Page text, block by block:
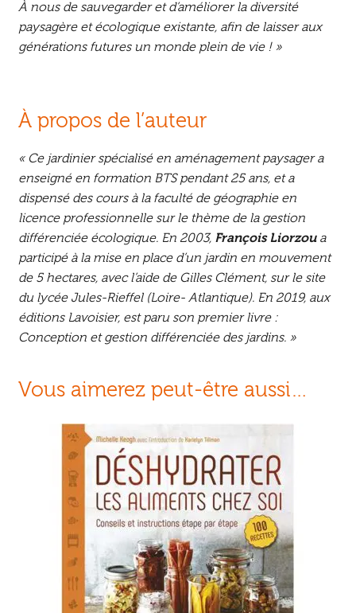
À nous de sauvegarder et d’améliorer la diversité
paysagère et écologique existante, afin de laisser aux
générations futures un monde plein de vie ! »
À propos de l’auteur
« Ce jardinier spécialisé en aménagement paysager a
enseigné en formation BTS pendant 25 ans, et a
dispensé des cours à la faculté de géographie en
licence professionnelle sur le thème de la gestion
différenciée écologique. En 2003, François Liorzoua
participé à la mise en place d’un jardin en mouvement
de 5 hectares, avec l’aide de Gilles Clément, sur le site
du lycée Jules-Rieffel (Loire- Atlantique). En 2019, aux
éditions Lavoisier, est paru son premier livre :
Conception et gestion différenciée des jardins. »
Vous aimerez peut-être aussi…